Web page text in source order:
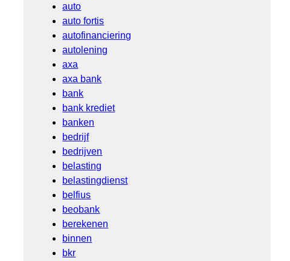
auto
auto fortis
autofinanciering
autolening
axa
axa bank
bank
bank krediet
banken
bedrijf
bedrijven
belasting
belastingdienst
belfius
beobank
berekenen
binnen
bkr